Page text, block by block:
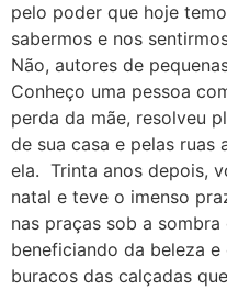
pelo poder que hoje
sabermos e nos
Não, autores de
Conheço uma pessoa
perda da mãe, resolveu
de sua casa e pelas ruas
ela. Trinta anos depois,
natal e teve o imenso
nas praças sob a
beneficiando da beleza
buracos das calçadas